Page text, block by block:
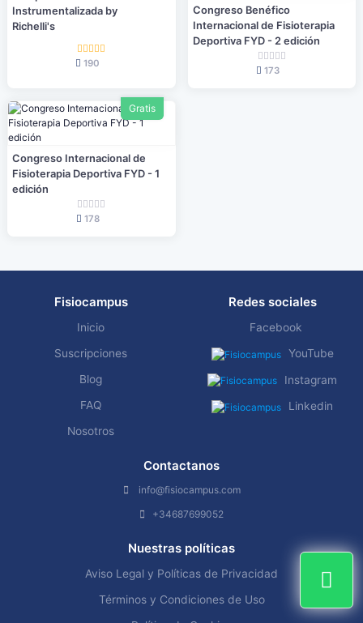
Instrumentalizada by
Richelli's
190
Congreso Benéfico
Internacional de Fisioterapia
Deportiva FYD - 2 edición
173
Gratis
Congreso Internacional de
Fisioterapia Deportiva FYD - 1
edición
178
Fisiocampus
Inicio
Suscripciones
Blog
FAQ
Nosotros
Redes sociales
Facebook
YouTube
Instagram
Linkedin
Contactanos
info@fisiocampus.com
+34687699052
Nuestras políticas
Aviso Legal y Políticas de Privacidad
Términos y Condiciones de Uso